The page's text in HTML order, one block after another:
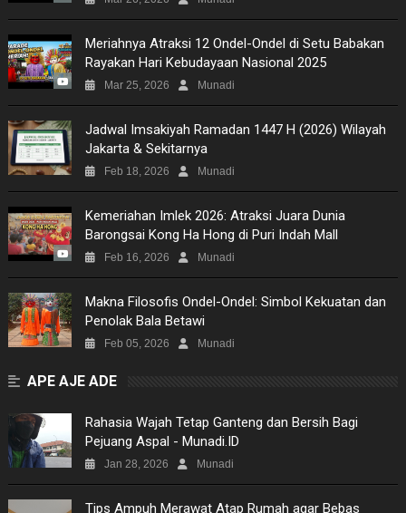
Meriahnya Atraksi 12 Ondel-Ondel di Setu Babakan
Rayakan Hari Kebudayaan Nasional 2025
Mar 25, 2026 Munadi
Jadwal Imsakiyah Ramadan 1447 H (2026) Wilayah
Jakarta & Sekitarnya
Feb 18, 2026 Munadi
Kemeriahan Imlek 2026: Atraksi Juara Dunia
Barongsai Kong Ha Hong di Puri Indah Mall
Feb 16, 2026 Munadi
Makna Filosofis Ondel-Ondel: Simbol Kekuatan dan
Penolak Bala Betawi
Feb 05, 2026 Munadi
APE AJE ADE
Rahasia Wajah Tetap Ganteng dan Bersih Bagi
Pejuang Aspal - Munadi.ID
Jan 28, 2026 Munadi
Tips Ampuh Merawat Atap Rumah agar Bebas